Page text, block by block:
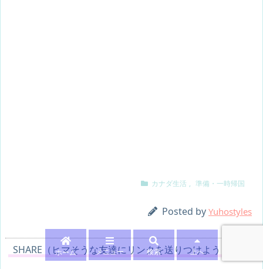
カナダ生活 , 準備・一時帰国
Posted by Yuhostyles
SHARE（ヒマそうな友達にリンクを送りつけよう！）
ホーム メニュー 検索 上へ